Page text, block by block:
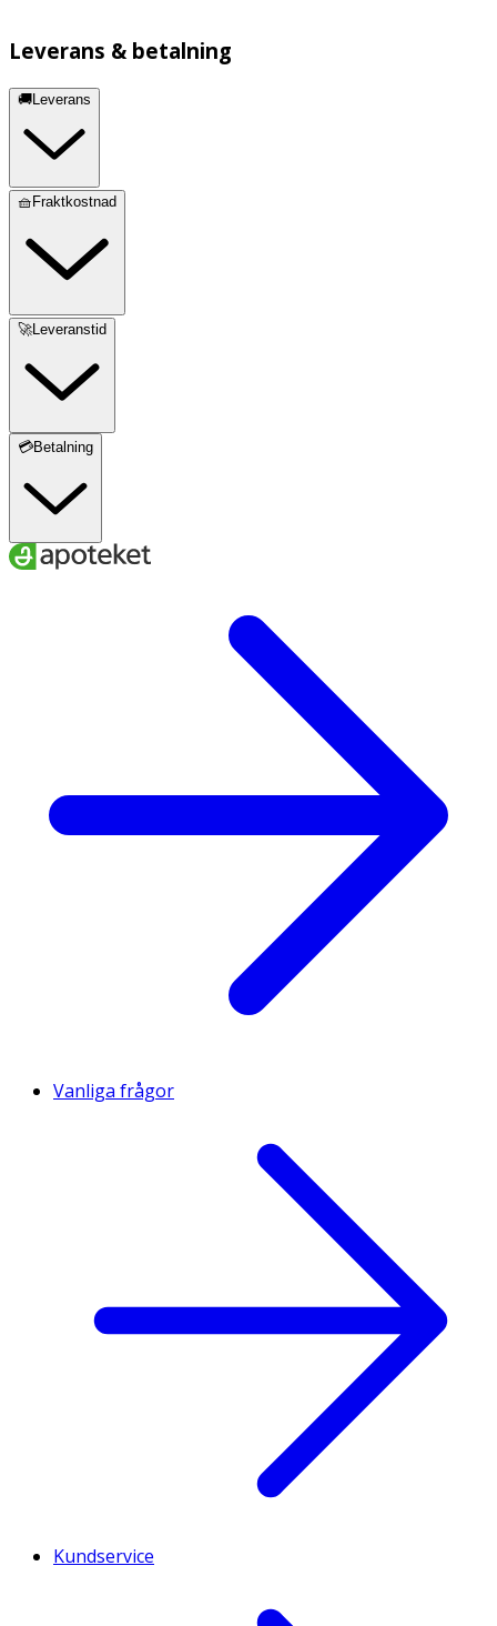
Leverans & betalning
🚚Leverans
🧺Fraktkostnad
🚀Leveranstid
💳Betalning
Vanliga frågor
Kundservice